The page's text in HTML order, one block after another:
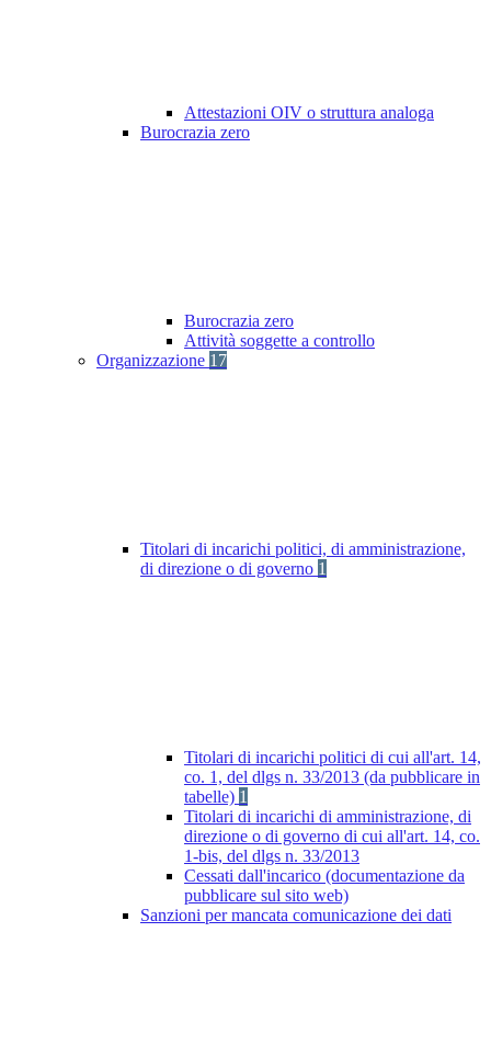
Attestazioni OIV o struttura analoga
Burocrazia zero
Burocrazia zero
Attività soggette a controllo
Organizzazione 17
Titolari di incarichi politici, di amministrazione,
di direzione o di governo 1
Titolari di incarichi politici di cui all'art. 14,
co. 1, del dlgs n. 33/2013 (da pubblicare in
tabelle) 1
Titolari di incarichi di amministrazione, di
direzione o di governo di cui all'art. 14, co.
1-bis, del dlgs n. 33/2013
Cessati dall'incarico (documentazione da
pubblicare sul sito web)
Sanzioni per mancata comunicazione dei dati